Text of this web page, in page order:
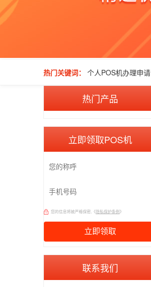
热门关键词： 个人POS机办理申请
热门产品
立即领取POS机
您的信息将被严格保密,《隐私保护条例》
联系我们